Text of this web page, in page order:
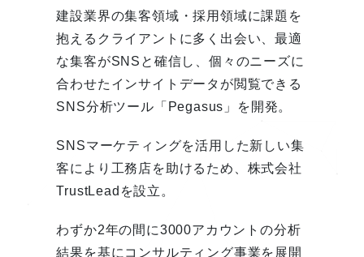
建設業界の集客領域・採用領域に課題を
抱えるクライアントに多く出会い、最適
な集客がSNSと確信し、個々のニーズに
合わせたインサイトデータが閲覧できる
SNS分析ツール「Pegasus」を開発。
SNSマーケティングを活用した新しい集
客により工務店を助けるため、株式会社
TrustLeadを設立。
わずか2年の間に3000アカウントの分析
結果を基にコンサルティング事業を展開